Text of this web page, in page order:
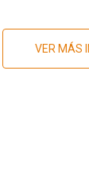
VER MÁS